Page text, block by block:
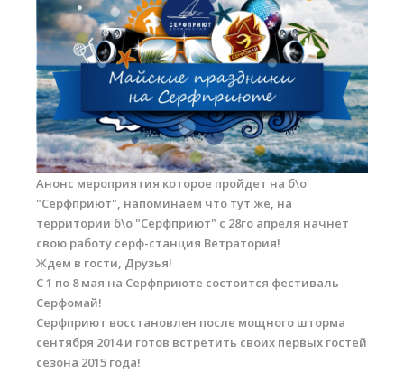
Вингфойлинг
Виндсерфинг
Кайтсерфинг
Новости
Медиа
Медиа архив
Фотки
Обучение виндсерфингу
Обучение вингфойлингу
Анонс мероприятия которое пройдет на б\о
"Серфприют", напоминаем что тут же, на
территории б\о "Серфприют" с 28го апреля начнет
свою работу серф-станция Ветратория!
Ждем в гости, Друзья!
С 1 по 8 мая на Серфприюте состоится фестиваль
Серфомай!
Серфприют восстановлен после мощного шторма
сентября 2014 и готов встретить своих первых гостей
сезона 2015 года!